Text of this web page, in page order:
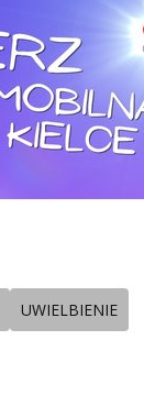
UWIELBIENIE